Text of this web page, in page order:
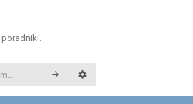
poradniki.